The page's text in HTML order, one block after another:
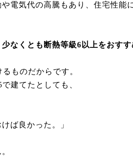
電気代の高騰もあり、住宅性能
なくとも断熱等級6以上をおすす
ものだからです。
建てたとしても、
ば良かった。」